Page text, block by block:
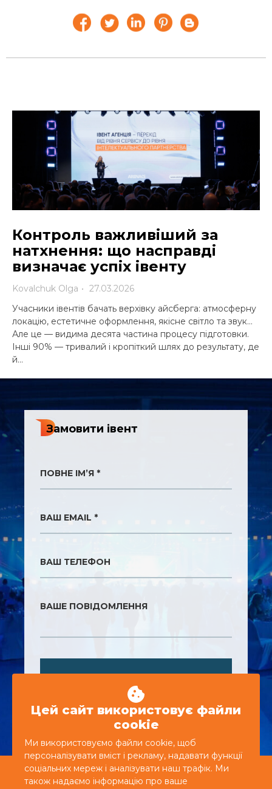
де
Еволюція подій: чому івенти
більше не працюють без
сенсів
Kovalchuk Olga
27.03.2026
Івентів у класичному розумінні більше не існує.
Сучасний бізнес-захід став елементом стратегії, яка
полягає у створенні екосистем, спільнот та платформ
для досягнення довгострокових цілей. Саме так за 20
Цей сайт використовує файли
cookie
Ми використовуємо файли cookie, щоб
персоналізувати вміст і рекламу, надавати функції
соціальних мереж і аналізувати наш трафік. Ми
також надаємо інформацію про ваше
Замовити івент
ПОВНЕ ІМ’Я *
ВАШ EMAIL *
ВАШ ТЕЛЕФОН
ВАШЕ ПОВІДОМЛЕННЯ
ВІДПРАВИТИ
+380 44 587-87-50